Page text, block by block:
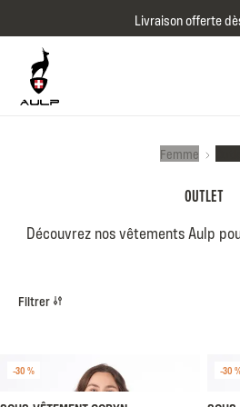
Livraison offerte
Femme
OUTLET
Découvrez nos vêtements Aulp
Filtrer
-30 % -30